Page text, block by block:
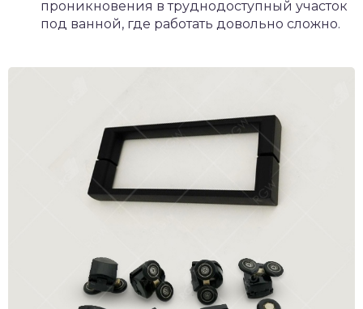
проникновения в труднодоступный участок
под ванной, где работать довольно сложно.